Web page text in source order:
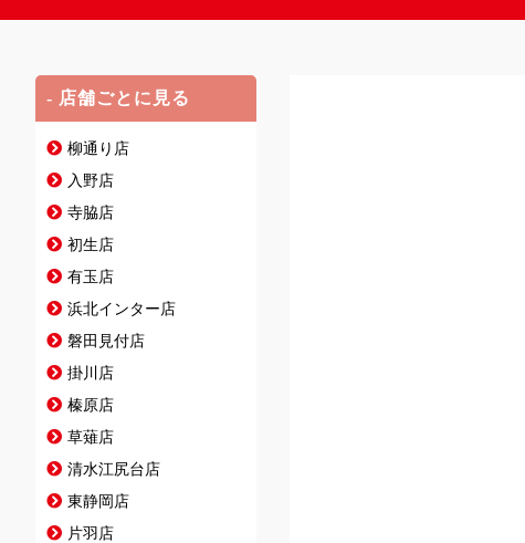
- 店舗ごとに見る
柳通り店
入野店
寺脇店
初生店
有玉店
浜北インター店
磐田見付店
掛川店
榛原店
草薙店
清水江尻台店
東静岡店
片羽店